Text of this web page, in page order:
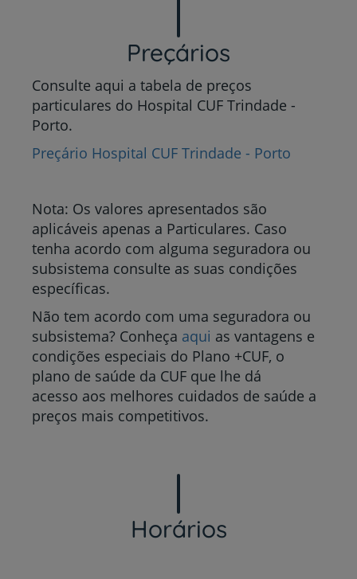
Preçários
Consulte aqui a tabela de preços
particulares do Hospital CUF Trindade -
Porto.
Preçário Hospital CUF Trindade - Porto
Nota: Os valores apresentados são
aplicáveis apenas a Particulares. Caso
tenha acordo com alguma seguradora ou
subsistema consulte as suas condições
específicas.
Não tem acordo com uma seguradora ou
subsistema? Conheça aqui as vantagens e
condições especiais do Plano +CUF, o
plano de saúde da CUF que lhe dá
acesso aos melhores cuidados de saúde a
preços mais competitivos.
Horários